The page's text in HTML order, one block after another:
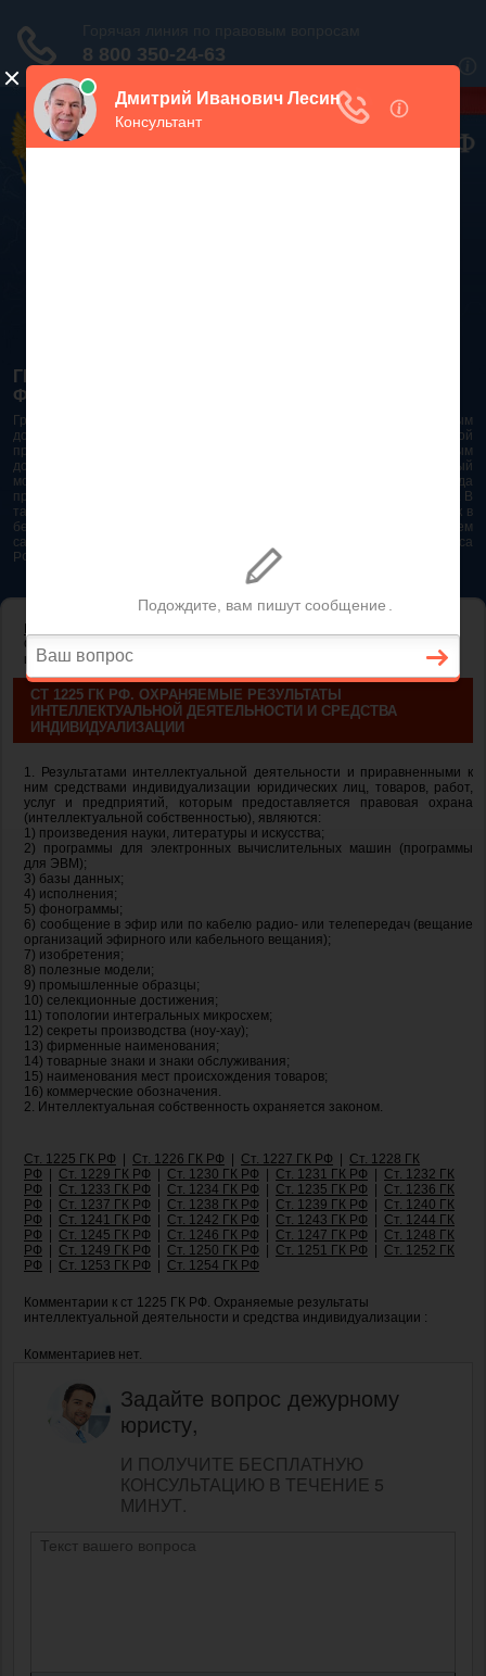
ГРАЖДАНСКИЙ КОДЕКС РОССИЙСКОЙ
ФЕДЕРАЦИИ 2026 - 2025
Гражданский Кодекс Российской Федерации является основным
документом правового поля в Российской Федерации. И именно по этой
причине в него часто вносят изменения. При работе с таким важным
документом необходимо убедиться в его актуальности на данный
момент. Разобраться во всех тонкостях и нюансах не всегда
представляется возможным. Особенно если это нужно сделать быстро. В
таком случае самым простым и эффективным решением будет звонок в
бесплатную юридическую консультацию. Телефон указан на нашем
сайте. На сайте опубликована последняя редакция Гражданского кодекса
РФ 2026 - 2025
Охраняемые результаты интеллектуальной деятельности и средства
индивидуализации
СТ 1225 ГК РФ. ОХРАНЯЕМЫЕ РЕЗУЛЬТАТЫ
ИНТЕЛЛЕКТУАЛЬНОЙ ДЕЯТЕЛЬНОСТИ И СРЕДСТВА
ИНДИВИДУАЛИЗАЦИИ
1. Результатами интеллектуальной деятельности и приравненными к
ним средствами индивидуализации юридических лиц, товаров, работ,
услуг и предприятий, которым предоставляется правовая охрана
(интеллектуальной собственностью), являются:
1) произведения науки, литературы и искусства;
2) программы для электронных вычислительных машин (программы
для ЭВМ);
3) базы данных;
4) исполнения;
5) фонограммы;
6) сообщение в эфир или по кабелю радио- или телепередач (вещание
организаций эфирного или кабельного вещания);
7) изобретения;
8) полезные модели;
9) промышленные образцы;
10) селекционные достижения;
11) топологии интегральных микросхем;
12) секреты производства (ноу-хау);
13) фирменные наименования;
14) товарные знаки и знаки обслуживания;
15) наименования мест происхождения товаров;
16) коммерческие обозначения.
2. Интеллектуальная собственность охраняется законом.
Ст. 1225 ГК РФ Ст. 1226 ГК РФ Ст. 1227 ГК РФ
Ст. 1228 ГК
РФ
Ст. 1229 ГК РФ Ст. 1230 ГК РФ Ст. 1231 ГК РФ
Ст. 1232 ГК
РФ
Ст. 1233 ГК РФ Ст. 1234 ГК РФ Ст. 1235 ГК РФ
Ст. 1236 ГК
РФ
Ст. 1237 ГК РФ Ст. 1238 ГК РФ Ст. 1239 ГК РФ
Ст. 1240 ГК
РФ
Ст. 1241 ГК РФ Ст. 1242 ГК РФ Ст. 1243 ГК РФ
Ст. 1244 ГК
РФ
Ст. 1245 ГК РФ Ст. 1246 ГК РФ Ст. 1247 ГК РФ
Ст. 1248 ГК
РФ
Ст. 1249 ГК РФ Ст. 1250 ГК РФ Ст. 1251 ГК РФ
Ст. 1252 ГК
РФ
Ст. 1253 ГК РФ Ст. 1254 ГК РФ
Комментарии к ст 1225 ГК РФ. Охраняемые результаты
интеллектуальной деятельности и средства индивидуализации :
Комментариев нет.
Задайте вопрос дежурному
юристу,
И ПОЛУЧИТЕ БЕСПЛАТНУЮ
КОНСУЛЬТАЦИЮ В ТЕЧЕНИЕ 5
МИНУТ.